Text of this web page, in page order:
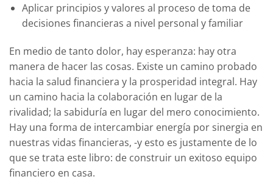
Aplicar principios y valores al proceso de toma de
decisiones financieras a nivel personal y familiar
En medio de tanto dolor, hay esperanza: hay otra
manera de hacer las cosas. Existe un camino probado
hacia la salud financiera y la prosperidad integral. Hay
un camino hacia la colaboración en lugar de la
rivalidad; la sabiduría en lugar del mero conocimiento.
Hay una forma de intercambiar energía por sinergia en
nuestras vidas financieras, -y esto es justamente de lo
que se trata este libro: de construir un exitoso equipo
financiero en casa.